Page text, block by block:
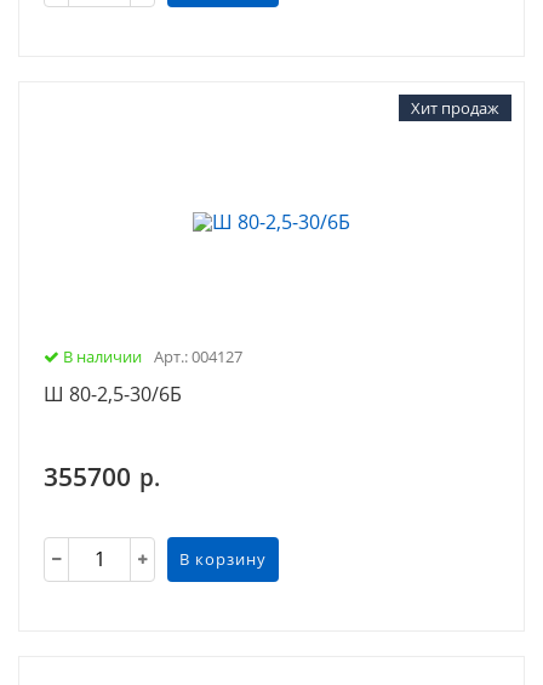
Хит продаж
В наличии Арт.: 004127
Ш 80-2,5-30/6Б
355700 р.
В корзину